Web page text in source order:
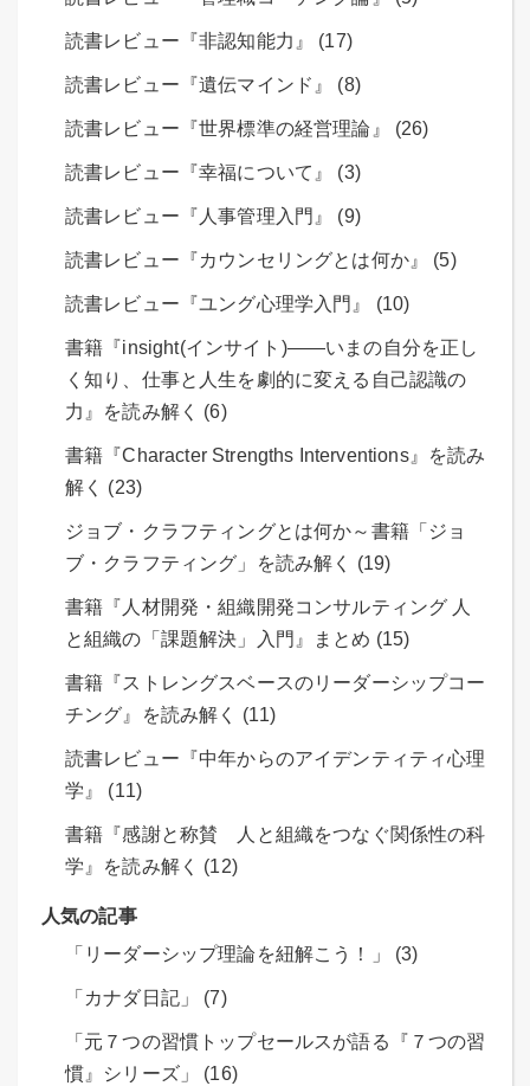
読書レビュー『非認知能力』 (17)
読書レビュー『遺伝マインド』 (8)
読書レビュー『世界標準の経営理論』 (26)
読書レビュー『幸福について』 (3)
読書レビュー『人事管理入門』 (9)
読書レビュー『カウンセリングとは何か』 (5)
読書レビュー『ユング心理学入門』 (10)
書籍『insight(インサイト)――いまの自分を正し
く知り、仕事と人生を劇的に変える自己認識の
力』を読み解く (6)
書籍『Character Strengths Interventions』を読み
解く (23)
ジョブ・クラフティングとは何か～書籍「ジョ
ブ・クラフティング」を読み解く (19)
書籍『人材開発・組織開発コンサルティング 人
と組織の「課題解決」入門』まとめ (15)
書籍『ストレングスベースのリーダーシップコー
チング』を読み解く (11)
読書レビュー『中年からのアイデンティティ心理
学』 (11)
書籍『感謝と称賛 人と組織をつなぐ関係性の科
学』を読み解く (12)
人気の記事
「リーダーシップ理論を紐解こう！」 (3)
「カナダ日記」 (7)
「元７つの習慣トップセールスが語る『７つの習
慣』シリーズ」 (16)